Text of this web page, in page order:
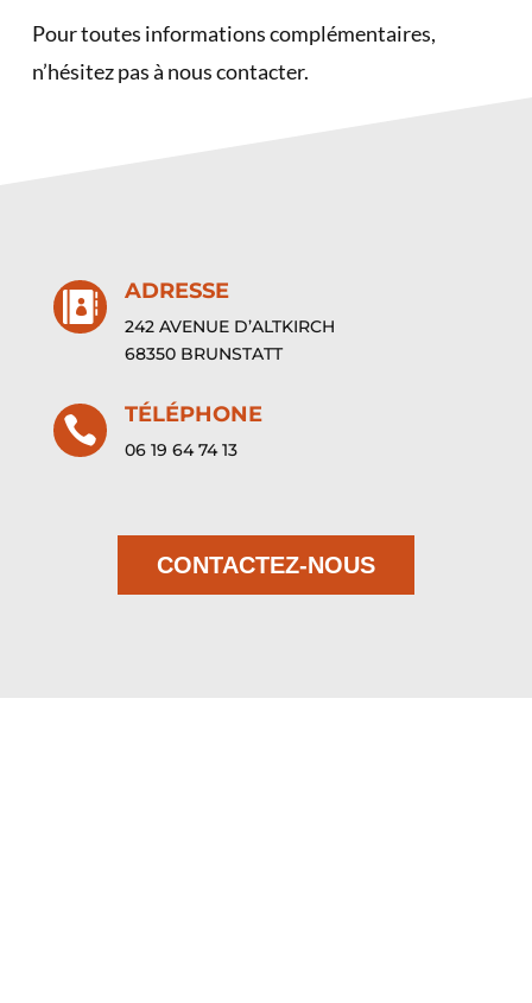
Pour toutes informations complémentaires,
n’hésitez pas à nous contacter.
 ADRESSE
242 AVENUE D’ALTKIRCH
68350 BRUNSTATT
 TÉLÉPHONE
06 19 64 74 13
CONTACTEZ-NOUS